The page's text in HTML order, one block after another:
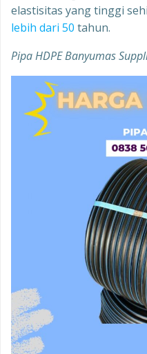
elastisitas yang tinggi
lebih dari 50 tahun.
Pipa HDPE Banyumas